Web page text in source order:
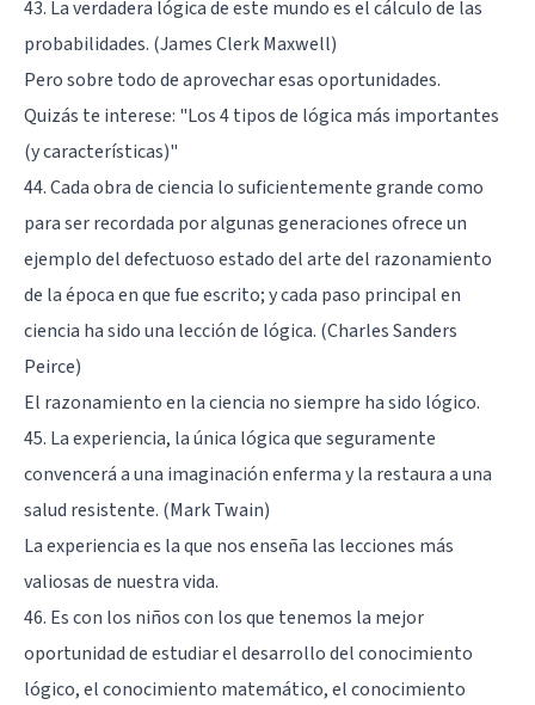
43. La verdadera lógica de este mundo es el cálculo de las
probabilidades. (James Clerk Maxwell)
Pero sobre todo de aprovechar esas oportunidades.
Quizás te interese: "Los 4 tipos de lógica más importantes
(y características)"
44. Cada obra de ciencia lo suficientemente grande como
para ser recordada por algunas generaciones ofrece un
ejemplo del defectuoso estado del arte del razonamiento
de la época en que fue escrito; y cada paso principal en
ciencia ha sido una lección de lógica. (Charles Sanders
Peirce)
El razonamiento en la ciencia no siempre ha sido lógico.
45. La experiencia, la única lógica que seguramente
convencerá a una imaginación enferma y la restaura a una
salud resistente. (Mark Twain)
La experiencia es la que nos enseña las lecciones más
valiosas de nuestra vida.
46. Es con los niños con los que tenemos la mejor
oportunidad de estudiar el desarrollo del conocimiento
lógico, el conocimiento matemático, el conocimiento